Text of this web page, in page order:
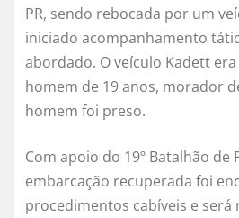
PR, sendo rebocada por um
iniciado acompanhamento
abordado. O veículo Kadett
homem de 19 anos, morador
homem foi preso.
Com apoio do 19º Batalhão de
embarcação recuperada foi
procedimentos cabíveis e será